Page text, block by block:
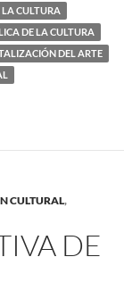
LA CULTURA
DE LA CULTURA
DEL ARTE
CULTURAL,
DE